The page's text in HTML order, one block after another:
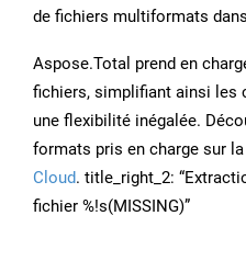
de fichiers multiformats
Aspose.Total prend en
fichiers, simplifiant ainsi les
une flexibilité inégalée.
formats pris en charge sur
Cloud. title_right_2:
fichier %!s(MISSING)”